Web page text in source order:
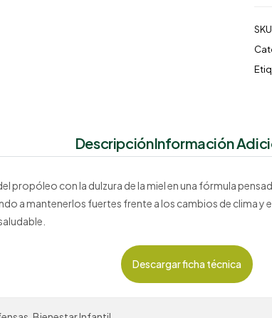
DescripciónInformación
propóleo con la dulzura de la miel en una fórmula
a mantenerlos fuertes frente a los cambios de clima y
Descargar ficha técnica